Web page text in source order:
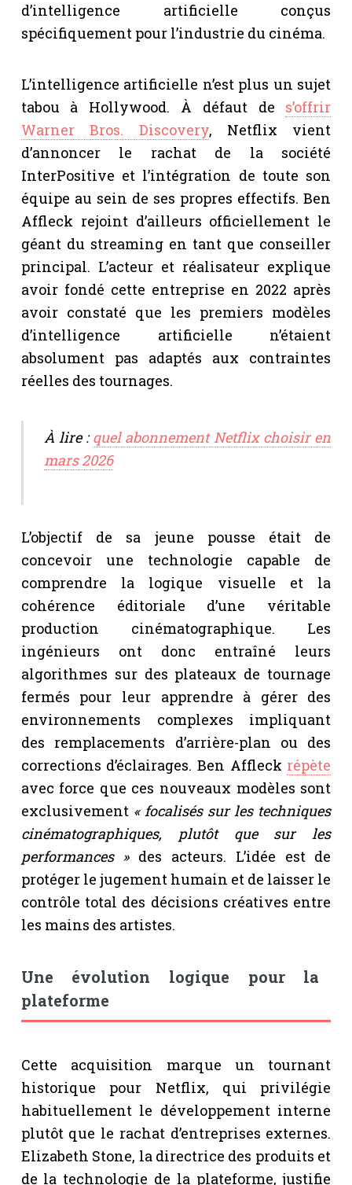
d’intelligence artificielle conçus
spécifiquement pour l’industrie du cinéma.
L’intelligence artificielle n’est plus un sujet
tabou à Hollywood. À défaut de s’offrir
Warner Bros. Discovery, Netflix vient
d’annoncer le rachat de la société
InterPositive et l’intégration de toute son
équipe au sein de ses propres effectifs. Ben
Affleck rejoint d’ailleurs officiellement le
géant du streaming en tant que conseiller
principal. L’acteur et réalisateur explique
avoir fondé cette entreprise en 2022 après
avoir constaté que les premiers modèles
d’intelligence artificielle n’étaient
absolument pas adaptés aux contraintes
réelles des tournages.
À lire :quel abonnement Netflix choisir en
mars 2026
L’objectif de sa jeune pousse était de
concevoir une technologie capable de
comprendre la logique visuelle et la
cohérence éditoriale d’une véritable
production cinématographique. Les
ingénieurs ont donc entraîné leurs
algorithmes sur des plateaux de tournage
fermés pour leur apprendre à gérer des
environnements complexes impliquant
des remplacements d’arrière-plan ou des
corrections d’éclairages. Ben Affleck répète
avec force que ces nouveaux modèles sont
exclusivement« focalisés sur les techniques
cinématographiques, plutôt que sur les
performances »des acteurs. L’idée est de
protéger le jugement humain et de laisser le
contrôle total des décisions créatives entre
les mains des artistes.
Une évolution logique pour la
plateforme
Cette acquisition marque un tournant
historique pour Netflix, qui privilégie
habituellement le développement interne
plutôt que le rachat d’entreprises externes.
Elizabeth Stone, la directrice des produits et
de la technologie de la plateforme, justifie